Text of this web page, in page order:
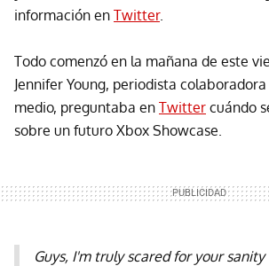
información en Twitter.
Todo comenzó en la mañana de este
Jennifer Young, periodista
medio, preguntaba en Twitter cuándo
sobre un futuro Xbox Showcase.
Guys, I'm truly scared for your